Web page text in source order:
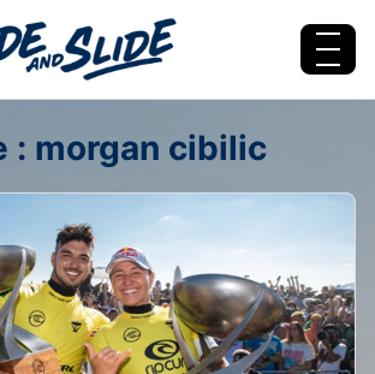
Menu
: morgan cibilic